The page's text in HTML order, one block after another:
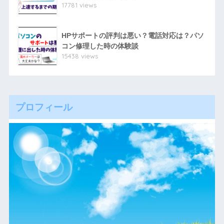
17781 views
HPサポートの評判は悪い？電話対応は？パソ
コン修理した時の体験談
15438 views
プロフィール